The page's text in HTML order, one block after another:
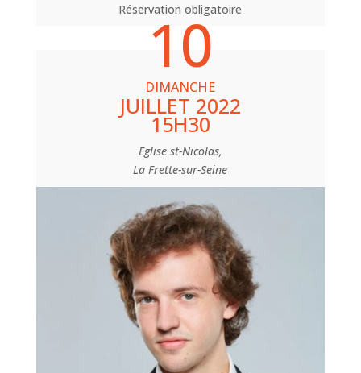
Réservation obligatoire
10
DIMANCHE
JUILLET 2022
15H30
Eglise st-Nicolas,
La Frette-sur-Seine